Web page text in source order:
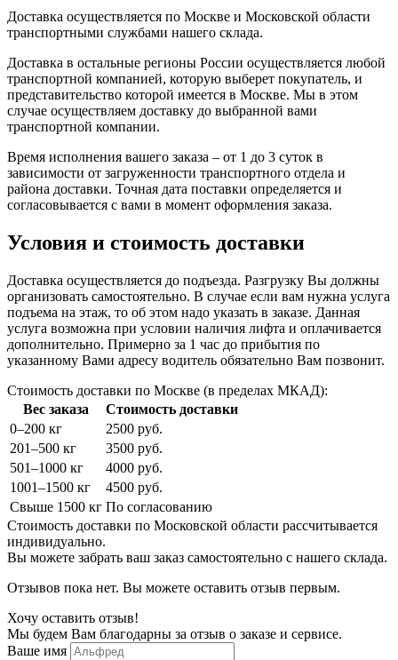
Доставка осуществляется по Москве и Московской области
транспортными службами нашего склада.
Доставка в остальные регионы России осуществляется любой
транспортной компанией, которую выберет покупатель, и
представительство которой имеется в Москве. Мы в этом
случае осуществляем доставку до выбранной вами
транспортной компании.
Время исполнения вашего заказа – от 1 до 3 суток в
зависимости от загруженности транспортного отдела и
района доставки. Точная дата поставки определяется и
согласовывается с вами в момент оформления заказа.
Условия и стоимость доставки
Доставка осуществляется до подъезда. Разгрузку Вы должны
организовать самостоятельно. В случае если вам нужна услуга
подъема на этаж, то об этом надо указать в заказе. Данная
услуга возможна при условии наличия лифта и оплачивается
дополнительно. Примерно за 1 час до прибытия по
указанному Вами адресу водитель обязательно Вам позвонит.
Стоимость доставки по Москве (в пределах МКАД):
Вес заказа
Стоимость доставки
0–200 кг
2500 руб.
201–500 кг
3500 руб.
501–1000 кг
4000 руб.
1001–1500 кг
4500 руб.
Свыше 1500 кг По согласованию
Стоимость доставки по Московской области рассчитывается
индивидуально.
Вы можете забрать ваш заказ самостоятельно с нашего склада.
Отзывов пока нет. Вы можете оставить отзыв первым.
Хочу оставить отзыв!
Мы будем Вам благодарны за отзыв о заказе и сервисе.
Ваше имя